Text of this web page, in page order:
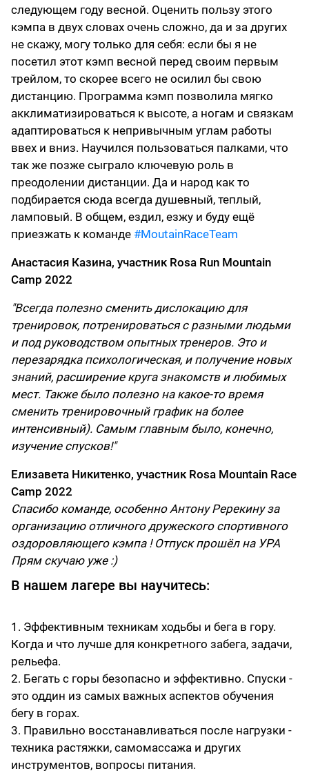
следующем году весной. Оценить пользу этого
кэмпа в двух словах очень сложно, да и за других
не скажу, могу только для себя: если бы я не
посетил этот кэмп весной перед своим первым
трейлом, то скорее всего не осилил бы свою
дистанцию. Программа кэмп позволила мягко
акклиматизироваться к высоте, а ногам и связкам
адаптироваться к непривычным углам работы
ввех и вниз. Научился пользоваться палками, что
так же позже сыграло ключевую роль в
преодолении дистанции. Да и народ как то
подбирается сюда всегда душевный, теплый,
ламповый. В общем, ездил, езжу и буду ещё
приезжать к команде #MoutainRaceTeam
Анастасия Казина, участник Rosa Run Mountain
Camp 2022
"Всегда полезно сменить дислокацию для
тренировок, потренироваться с разными людьми
и под руководством опытных тренеров. Это и
перезарядка психологическая, и получение новых
знаний, расширение круга знакомств и любимых
мест. Также было полезно на какое-то время
сменить тренировочный график на более
интенсивный). Самым главным было, конечно,
изучение спусков!"
Елизавета Никитенко, участник Rosa Mountain Race
Camp 2022
Спасибо команде, особенно Антону Ререкину за
организацию отличного дружеского спортивного
оздоровляющего кэмпа ! Отпуск прошёл на УРА
Прям скучаю уже :)
В нашем лагере вы научитесь:
1. Эффективным техникам ходьбы и бега в гору.
Когда и что лучше для конкретного забега, задачи,
рельефа.
2. Бегать с горы безопасно и эффективно. Спуски -
это оддин из самых важных аспектов обучения
бегу в горах.
3. Правильно восстанавливаться после нагрузки -
техника растяжки, самомассажа и других
инструментов, вопросы питания.